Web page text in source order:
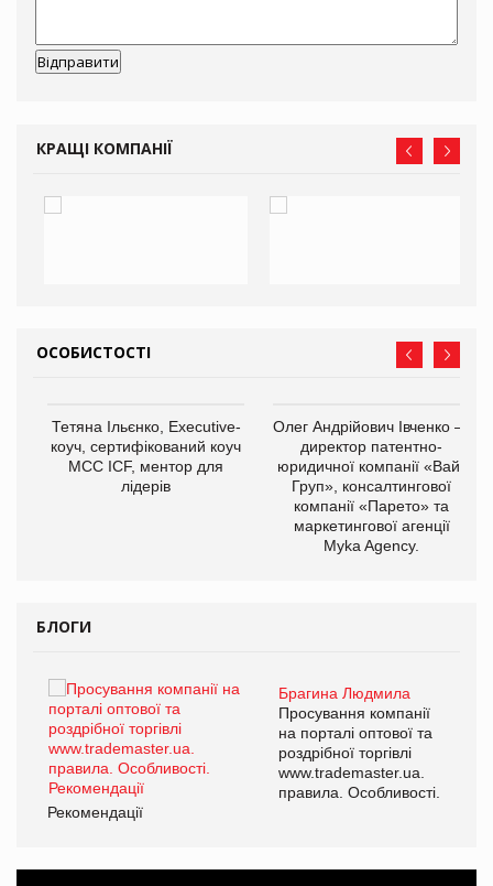
КРАЩІ КОМПАНІЇ
ОСОБИСТОСТІ
Тетяна Ільєнко, Executive-
коуч, сертифікований коуч
МСС ICF, ментор для
лідерів
Олег Андрійович Івченко —
директор патентно-
юридичної компанії «Вайз
Груп», консалтингової
компанії «Парето» та
маркетингової агенції
Myka Agency.
БЛОГИ
Брагина Людмила
Просування компанії
на порталі оптової та
роздрібної торгівлі
www.trademaster.ua.
правила. Особливості.
Рекомендації